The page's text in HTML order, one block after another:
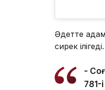
Әдетте
сирек ілігеді.
-
781-